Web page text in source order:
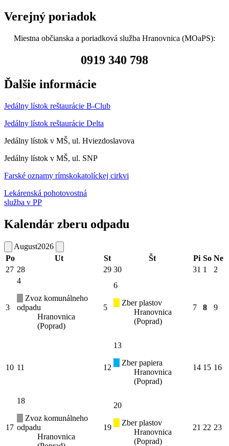
Verejný poriadok
Miestna občianska a poriadková služba Hranovnica (MOaPS):
0919 340 798
Ďalšie informácie
Jedálny lístok reštaurácie B-Club
Jedálny lístok reštaurácie Delta
Jedálny lístok v MŠ, ul. Hviezdoslavova
Jedálny lístok v MŠ, ul. SNP
Farské oznamy rímskokatolíckej cirkvi
Lekárenská pohotovostná
služba v PP
Kalendár zberu odpadu
August2026
Po
Ut St Št Pi So Ne
27 28 29 30 31 1 2
3
4
Zvoz komunálneho
odpadu
Hranovnica
(Poprad)
5
6
Zber plastov
Hranovnica
(Poprad)
7 8 9
10 11 12
13
Zber papiera
Hranovnica
(Poprad)
14 15 16
17
18
Zvoz komunálneho
odpadu
Hranovnica
19
20
Zber plastov
Hranovnica
(Poprad)
21 22 23